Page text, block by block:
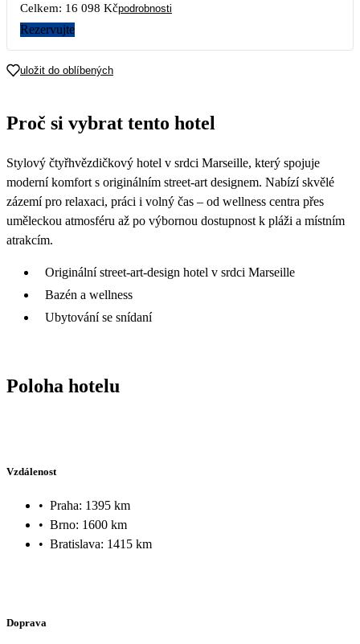
12
5 439
19
5 539
20
3 689
3 689 3 689 3 689 3 689
Celkem: 16 098 Kčpodrobnosti
Rezervujte
uložit do oblíbených
Proč si vybrat tento hotel
Stylový čtyřhvězdičkový hotel v srdci Marseille, který spojuje
moderní komfort s originálním street-art designem. Nabízí skvělé
zázemí pro relaxaci, práci i volný čas – od wellness centra přes
uměleckou atmosféru až po výbornou dostupnost k pláži a místním
atrakcím.
Originální street-art-design hotel v srdci Marseille
Bazén a wellness
Ubytování se snídaní
Poloha hotelu
Vzdálenost
• Praha: 1395 km
• Brno: 1600 km
• Bratislava: 1415 km
Doprava